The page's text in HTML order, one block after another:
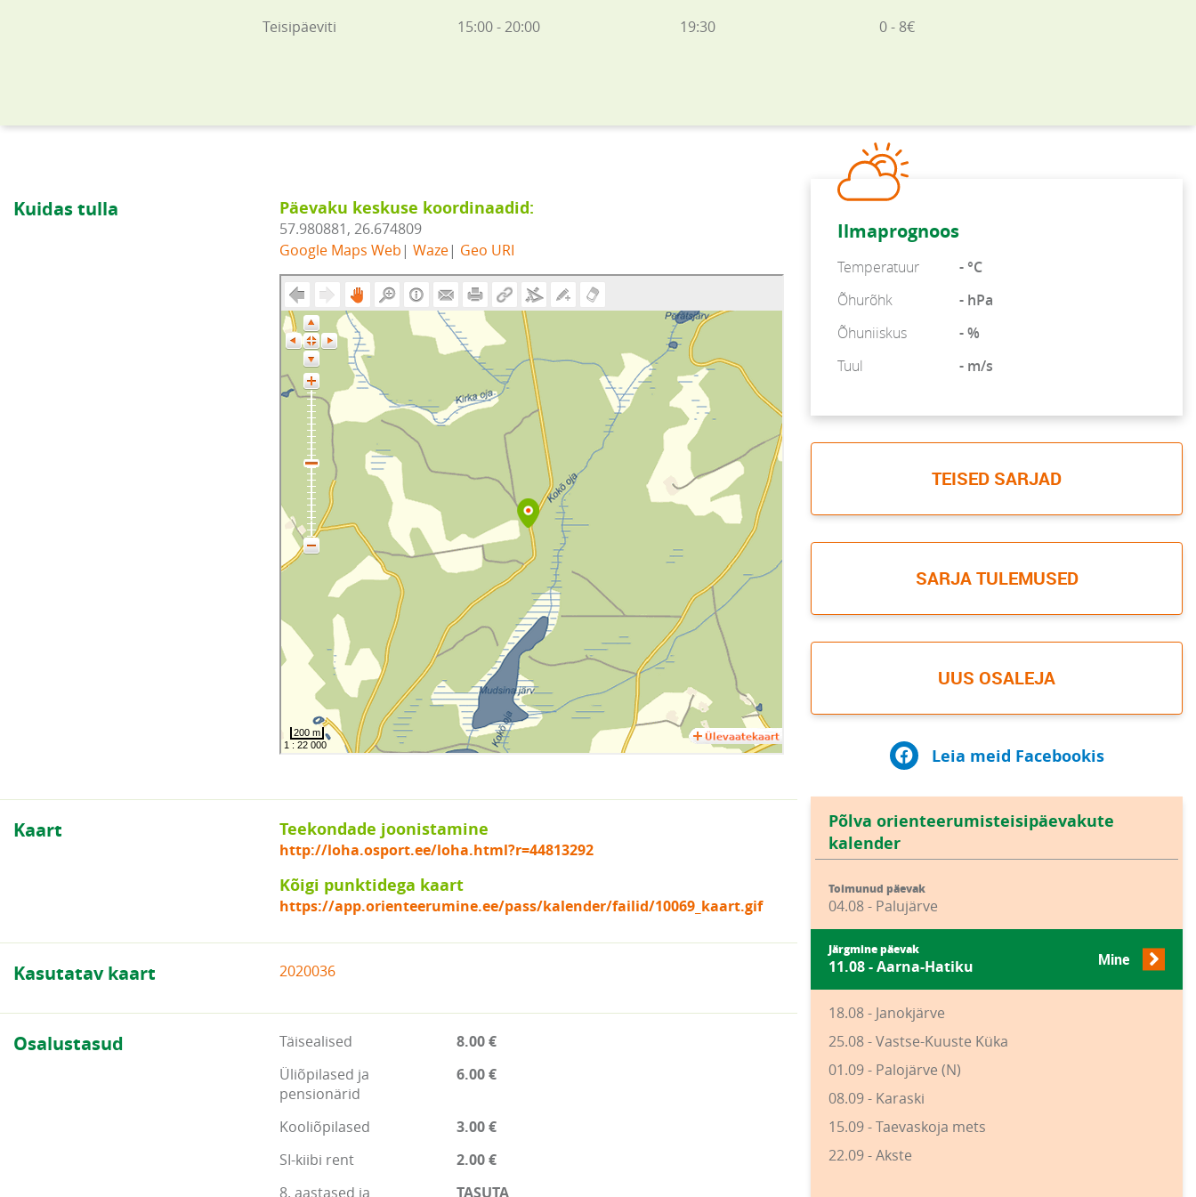
Teisipäeviti 15:00 - 20:00 19:30 0 - 8€
Kuidas tulla Päevaku keskuse koordinaadid:
57.980881, 26.674809
Google Maps Web | Waze| Geo URI
Kaart Teekondade joonistamine
http://loha.osport.ee/loha.html?r=44813292
Kõigi punktidega kaart
https://app.orienteerumine.ee/pass/kalender/failid/10069_kaart.gif
Kasutatav kaart 2020036
Osalustasud Täisealised
8.00 €
Üliõpilased ja
pensionärid
6.00 €
Kooliõpilased
3.00 €
SI-kiibi rent
2.00 €
8. aastased ja
TASUTA
Ilmaprognoos
Temperatuur
- °C
Õhurõhk
- hPa
Õhuniiskus
- %
Tuul
- m/s
TEISED SARJAD
SARJA TULEMUSED
UUS OSALEJA
Leia meid Facebookis
Põlva orienteerumisteisipäevakute
kalender
Toimunud päevak
04.08 - Palujärve
Järgmine päevak
11.08 - Aarna-Hatiku Mine
18.08 - Janokjärve
25.08 - Vastse-Kuuste Küka
01.09 - Palojärve (N)
08.09 - Karaski
15.09 - Taevaskoja mets
22.09 - Akste